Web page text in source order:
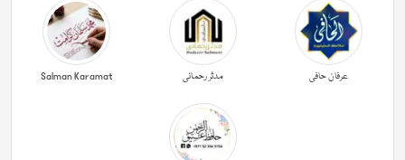
عرفان حافی مدثر رحمانی Salman Karamat